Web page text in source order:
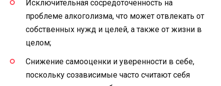
Исключительная сосредоточенность на
проблеме алкоголизма, что может отвлекать от
собственных нужд и целей, а также от жизни в
целом;
Снижение самооценки и уверенности в себе,
поскольку созависимые часто считают себя